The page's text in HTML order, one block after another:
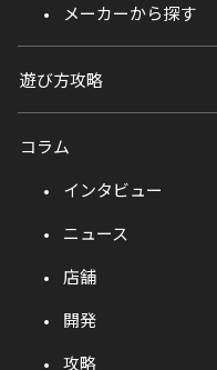
メーカーから探す
遊び方攻略
コラム
インタビュー
ニュース
店舗
開発
攻略